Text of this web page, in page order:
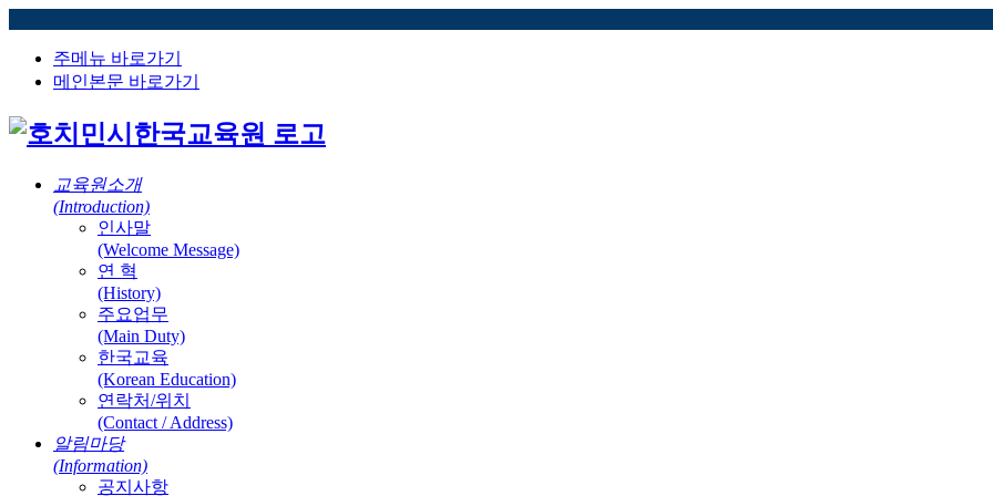
주메뉴 바로가기
메인본문 바로가기
교육원소개
(Introduction)
인사말
(Welcome Message)
연 혁
(History)
주요업무
(Main Duty)
한국교육
(Korean Education)
연락처/위치
(Contact / Address)
알림마당
(Information)
공지사항